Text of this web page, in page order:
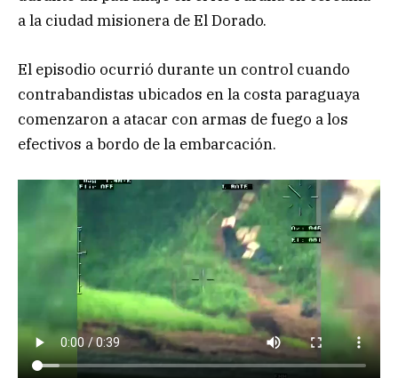
a la ciudad misionera de El Dorado.
El episodio ocurrió durante un control cuando
contrabandistas ubicados en la costa paraguaya
comenzaron a atacar con armas de fuego a los
efectivos a bordo de la embarcación.